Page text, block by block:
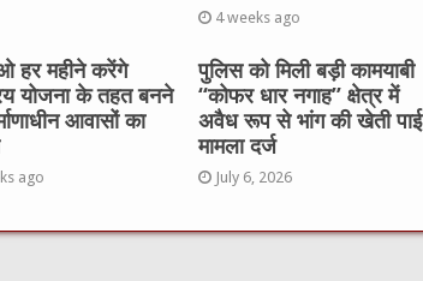
4 weeks ago
हर महीने करेंगे
योजना के तहत बनने
आवासों का
ago
पुलिस को मिली बड़ी कामयाबी
“कोफर धार नगाह” क्षेत्र में
अवैध रूप से भांग की खेती पाई
मामला दर्ज
July 6, 2026